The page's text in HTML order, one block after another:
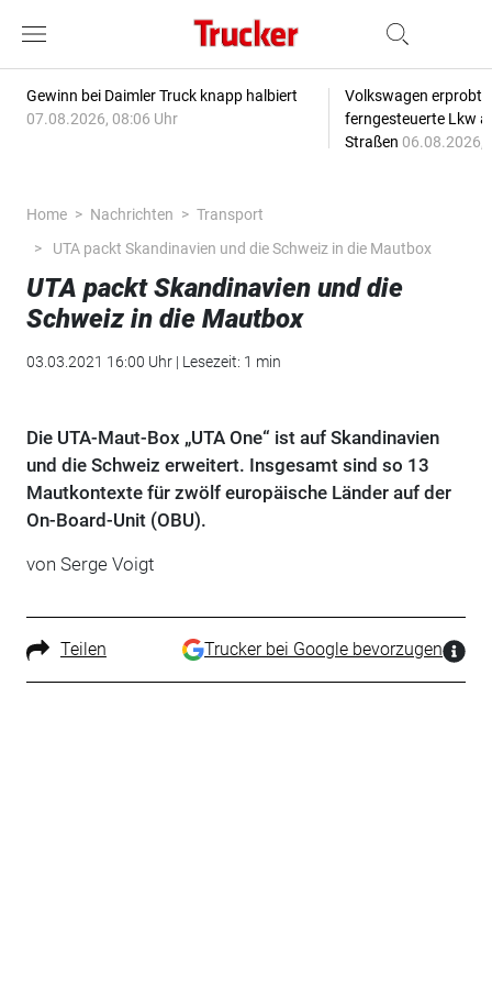
Gewinn bei Daimler Truck knapp halbiert
07.08.2026, 08:06 Uhr
Volkswagen erprobt
ferngesteuerte Lkw
Straßen 06.08.2026,
Home Nachrichten
Transport
UTA packt Skandinavien und die Schweiz in die Mautbox
UTA packt Skandinavien und die
Schweiz in die Mautbox
03.03.2021 16:00 Uhr | Lesezeit: 1 min
Die UTA-Maut-Box „UTA One“ ist auf Skandinavien
und die Schweiz erweitert. Insgesamt sind so 13
Mautkontexte für zwölf europäische Länder auf der
On-Board-Unit (OBU).
von Serge Voigt
Teilen Trucker bei Google bevorzugen